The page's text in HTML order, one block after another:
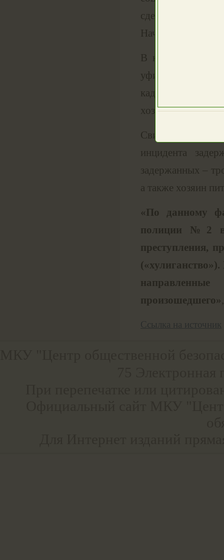
сделал компании
Началась
В какой-то
уфимец, снял с
кадрах видно,
хозяин не сразу
Свидетели
инцидента
задержанных –
а также хозяин
«По данному
полиции №2
преступления,
произошедшего»
Ссылка на источник